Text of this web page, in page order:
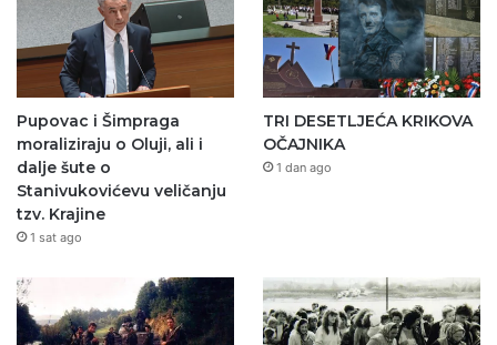
Pupovac i Šimpraga
moraliziraju o Oluji, ali i
dalje šute o
Stanivukovićevu veličanju
tzv. Krajine
1 sat ago
TRI DESETLJEĆA KRIKOVA
OČAJNIKA
1 dan ago